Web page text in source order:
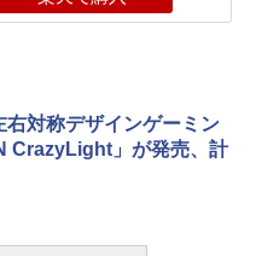
右対称デザインゲーミン
CrazyLight」が発売、計